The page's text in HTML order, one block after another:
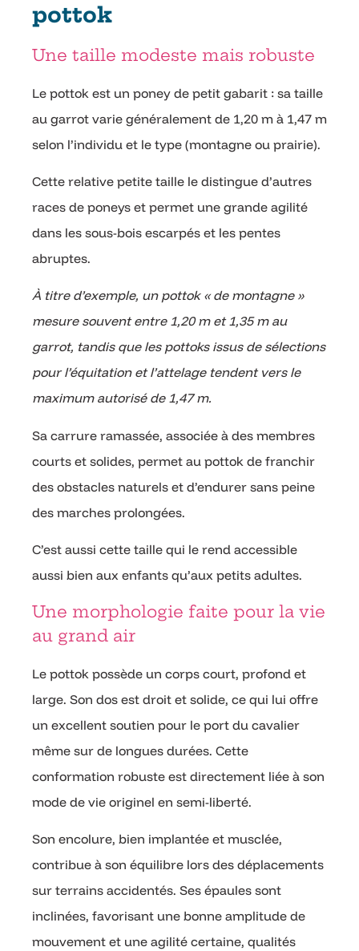
pottok
Une taille modeste mais robuste
Le pottok est un poney de petit gabarit : sa taille
au garrot varie généralement de 1,20 m à 1,47 m
selon l’individu et le type (montagne ou prairie).
Cette relative petite taille le distingue d’autres
races de poneys et permet une grande agilité
dans les sous-bois escarpés et les pentes
abruptes.
À titre d’exemple, un pottok « de montagne »
mesure souvent entre 1,20 m et 1,35 m au
garrot, tandis que les pottoks issus de sélections
pour l’équitation et l’attelage tendent vers le
maximum autorisé de 1,47 m.
Sa carrure ramassée, associée à des membres
courts et solides, permet au pottok de franchir
des obstacles naturels et d’endurer sans peine
des marches prolongées.
C’est aussi cette taille qui le rend accessible
aussi bien aux enfants qu’aux petits adultes.
Une morphologie faite pour la vie
au grand air
Le pottok possède un corps court, profond et
large. Son dos est droit et solide, ce qui lui offre
un excellent soutien pour le port du cavalier
même sur de longues durées. Cette
conformation robuste est directement liée à son
mode de vie originel en semi-liberté.
Son encolure, bien implantée et musclée,
contribue à son équilibre lors des déplacements
sur terrains accidentés. Ses épaules sont
inclinées, favorisant une bonne amplitude de
mouvement et une agilité certaine, qualités